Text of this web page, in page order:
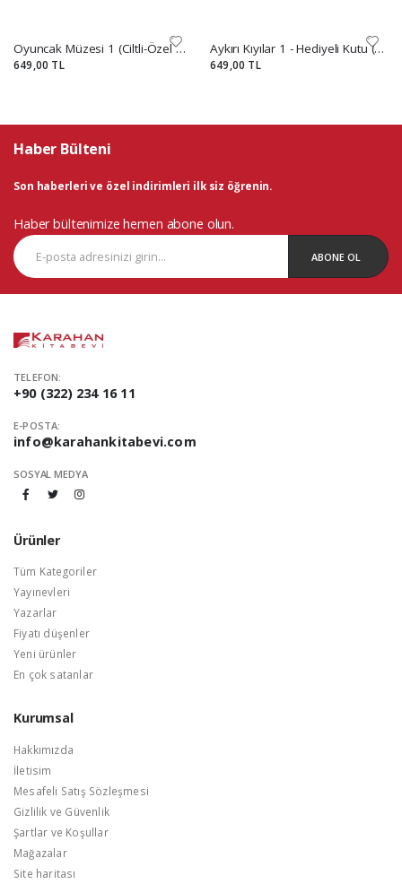
Oyuncak Müzesi 1 (Ciltli-Özel Kutulu Set)
649,00 TL
Aykırı Kıyılar 1 - Hediyeli Kutu (Ciltli)
649,00 TL
Haber Bülteni
Son haberleri ve özel indirimleri ilk siz öğrenin.
Haber bültenimize hemen abone olun.
ABONE OL
TELEFON:
+90 (322) 234 16 11
E-POSTA:
info@karahankitabevi.com
SOSYAL MEDYA
Ürünler
Tüm Kategoriler
Yayınevleri
Yazarlar
Fiyatı düşenler
Yeni ürünler
En çok satanlar
Kurumsal
Hakkımızda
İletisim
Mesafeli Satış Sözleşmesi
Gizlilik ve Güvenlik
Şartlar ve Koşullar
Mağazalar
Site haritası